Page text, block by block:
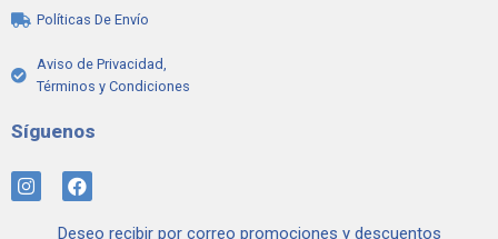
Políticas De Envío
Aviso de Privacidad,
Términos y Condiciones
Síguenos
I
n
F
a
Deseo recibir por correo promociones y descuentos